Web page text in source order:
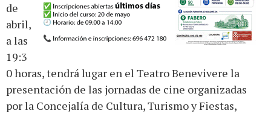
de
abril,
a las
19:3
0 horas, tendrá lugar en el Teatro Benevivere la
presentación de las jornadas de cine organizadas
por la Concejalía de Cultura, Turismo y Fiestas,